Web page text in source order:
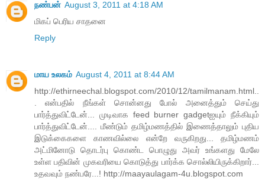
நண்பன் August 3, 2011 at 4:18 AM
மிகப் பெரிய சாதனை
Reply
மாய உலகம் August 4, 2011 at 8:44 AM
http://ethirneechal.blogspot.com/2010/12/tamilmanam.html..
. என்பதில் நீங்கள் சொன்னது போல் அனைத்தும் செய்து
பார்த்துவிட்டேன்... முடிவாக feed burner gadgetஐயும் நீக்கியும்
பார்த்துவிட்டேன்.... மீண்டும் தமிழ்மணத்தில் இணைத்தாலும் புதிய
இடுக்கைகளை காணவில்லை என்றே வருகிறது... தமிழ்மணம்
அட்மினோடு தொடர்பு கொண்ட பொழுது அவர் உங்களது மேலே
உள்ள பதிவின் முகவரியை கொடுத்து பார்க்க சொல்லியிருக்கிறார்...
உதவவும் நண்பரே...! http://maayaulagam-4u.blogspot.com